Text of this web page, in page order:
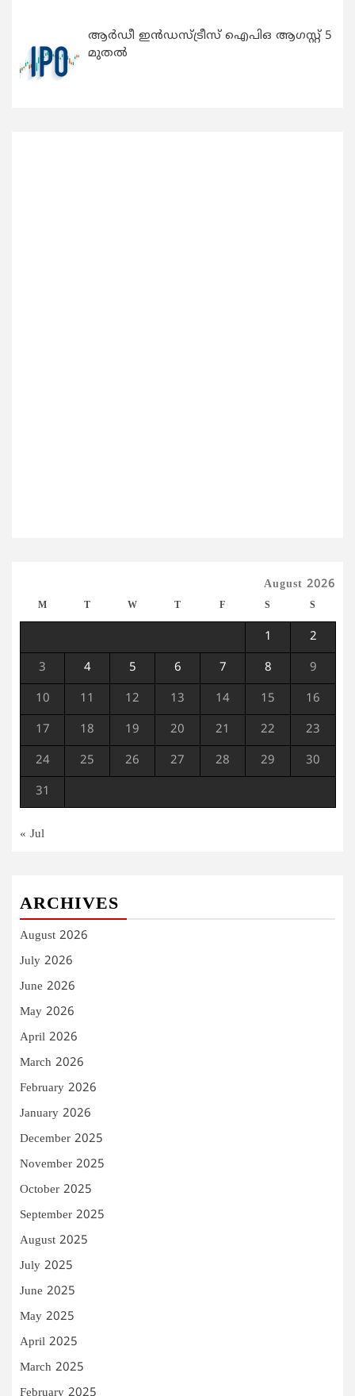
ആർഡീ ഇൻഡസ്ട്രീസ് ഐപിഒ ആഗസ്റ്റ് 5
മുതൽ
August 2026
M T W T F S S
1 2
3 4 5 6 7 8 9
10 11 12 13 14 15 16
17 18 19 20 21 22 23
24 25 26 27 28 29 30
31
« Jul
ARCHIVES
August 2026
July 2026
June 2026
May 2026
April 2026
March 2026
February 2026
January 2026
December 2025
November 2025
October 2025
September 2025
August 2025
July 2025
June 2025
May 2025
April 2025
March 2025
February 2025